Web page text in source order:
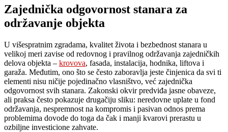
Zajednička odgovornost stanara za
održavanje objekta
U višespratnim zgradama, kvalitet života i bezbednost stanara u
velikoj meri zavise od redovnog i pravilnog održavanja zajedničkih
delova objekta – krovova, fasada, instalacija, hodnika, liftova i
garaža. Međutim, ono što se često zaboravlja jeste činjenica da svi ti
elementi nisu ničije pojedinačno vlasništvo, već zajednička
odgovornost svih stanara. Zakonski okvir predviđa jasne obaveze,
ali praksa često pokazuje drugačiju sliku: neredovne uplate u fond
održavanja, nespremnost na kompromis i pasivan odnos prema
problemima dovode do toga da čak i manji kvarovi prerastu u
ozbiljne investicione zahvate.